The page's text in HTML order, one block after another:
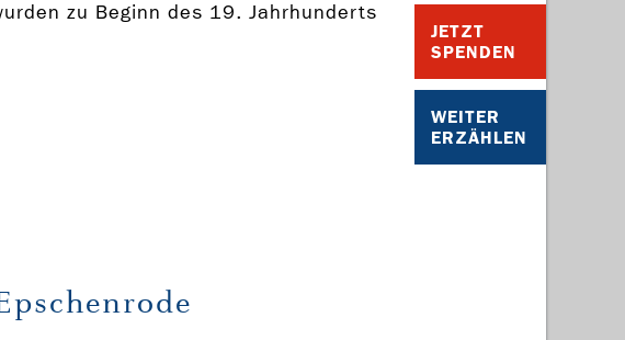
JETZT
SPENDEN
WEITER
ERZÄHLEN
zu Beginn des 19. Jahrhunderts